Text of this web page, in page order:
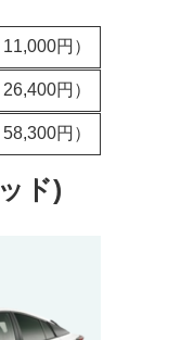
円）
円）
円）
ド)